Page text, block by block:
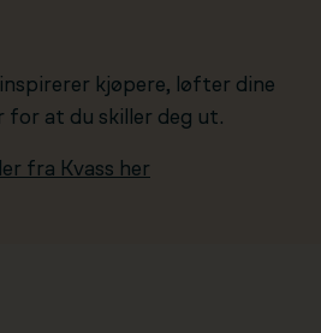
kjøpere, løfter dine
for at du skiller deg ut.
fra Kvass her